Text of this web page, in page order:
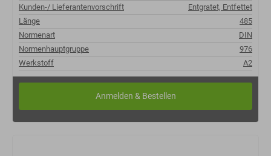
Kunden-/ Lieferantenvorschrift
Entgratet, Entfettet
Länge
485
Normenart
DIN
Normenhauptgruppe
976
Werkstoff
A2